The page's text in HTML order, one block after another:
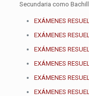
Secundaria como
EXÁMENES
EXÁMENES
EXÁMENES
EXÁMENES
EXÁMENES
EXÁMENES